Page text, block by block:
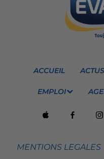
ACCUEIL
EMPLOI
MENTIONS LEGALES